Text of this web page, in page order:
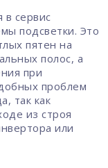
сервис
подсветки. Это
пятен на
полос, а
при
проблем
так как
из строя
или